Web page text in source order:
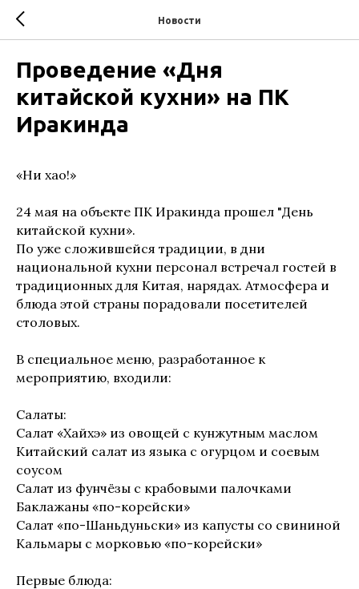
Новости
Проведение «Дня
китайской кухни» на ПК
Иракинда
«Ни хао!»
24 мая на объекте ПК Иракинда прошел "День
китайской кухни».
По уже сложившейся традиции, в дни
национальной кухни персонал встречал гостей в
традиционных для Китая, нарядах. Атмосфера и
блюда этой страны порадовали посетителей
столовых.
В специальное меню, разработанное к
мероприятию, входили:
Салаты:
Салат «Хайхэ» из овощей с кунжутным маслом
Китайский салат из языка с огурцом и соевым
соусом
Салат из фунчёзы с крабовыми палочками
Баклажаны «по-корейски»
Салат «по-Шаньдуньски» из капусты со свининой
Кальмары с морковью «по-корейски»
Первые блюда: